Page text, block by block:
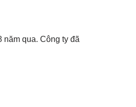
qua. Công ty đã